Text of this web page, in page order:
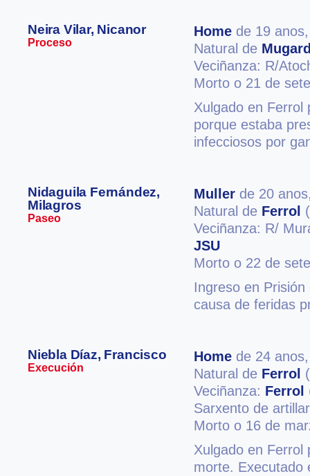
Neira Vilar, Nicanor
Proceso
Home de 19
Natural de
Veciñanza: R/
Morto o 21 de
Xulgado en Ferrol
porque estaba
infecciosos por
Nidaguila Fernández,
Milagros
Paseo
Muller de 20
Natural de Ferrol
Veciñanza: R/
JSU
Morto o 22 de
Ingreso en
causa de feridas
Niebla Díaz, Francisco
Execución
Home de 24
Natural de Ferrol
Veciñanza: Ferrol
Sarxento de
Morto o 16 de
Xulgado en Ferrol
morte. Executado